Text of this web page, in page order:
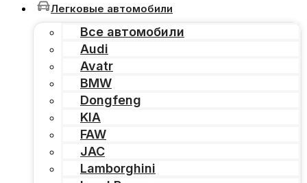
Легковые автомобили
Все автомобили
Audi
Avatr
BMW
Dongfeng
KIA
FAW
JAC
Lamborghini